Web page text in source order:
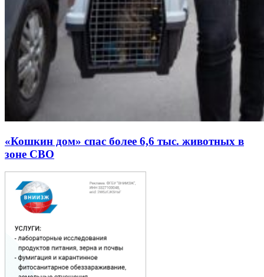
«Кошкин дом» спас более 6,6 тыс. животных в
зоне СВО